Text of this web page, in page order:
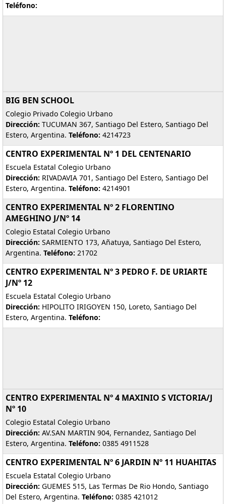
Teléfono:
BIG BEN SCHOOL
Colegio Privado Colegio Urbano
Dirección: TUCUMAN 367, Santiago Del Estero, Santiago Del
Estero, Argentina. Teléfono: 4214723
CENTRO EXPERIMENTAL Nº 1 DEL CENTENARIO
Escuela Estatal Colegio Urbano
Dirección: RIVADAVIA 701, Santiago Del Estero, Santiago Del
Estero, Argentina. Teléfono: 4214901
CENTRO EXPERIMENTAL Nº 2 FLORENTINO
AMEGHINO J/Nº 14
Colegio Estatal Colegio Urbano
Dirección: SARMIENTO 173, Añatuya, Santiago Del Estero,
Argentina. Teléfono: 21702
CENTRO EXPERIMENTAL Nº 3 PEDRO F. DE URIARTE
J/Nº 12
Escuela Estatal Colegio Urbano
Dirección: HIPOLITO IRIGOYEN 150, Loreto, Santiago Del
Estero, Argentina. Teléfono:
CENTRO EXPERIMENTAL Nº 4 MAXINIO S VICTORIA/J
Nº 10
Colegio Estatal Colegio Urbano
Dirección: AV.SAN MARTIN 904, Fernandez, Santiago Del
Estero, Argentina. Teléfono: 0385 4911528
CENTRO EXPERIMENTAL Nº 6 JARDIN Nº 11 HUAHITAS
Escuela Estatal Colegio Urbano
Dirección: GUEMES 515, Las Termas De Rio Hondo, Santiago
Del Estero, Argentina. Teléfono: 0385 421012